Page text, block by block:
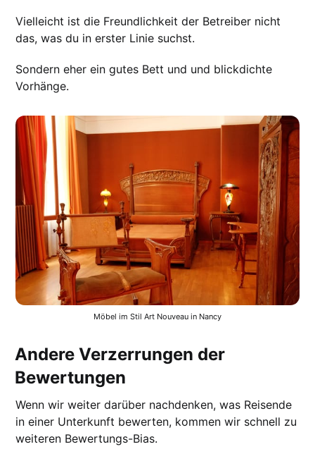
Vielleicht ist die Freundlichkeit der Betreiber nicht
das, was du in erster Linie suchst.
Sondern eher ein gutes Bett und und blickdichte
Vorhänge.
Möbel im Stil Art Nouveau in Nancy
Andere Verzerrungen der
Bewertungen
Wenn wir weiter darüber nachdenken, was Reisende
in einer Unterkunft bewerten, kommen wir schnell zu
weiteren Bewertungs-Bias.